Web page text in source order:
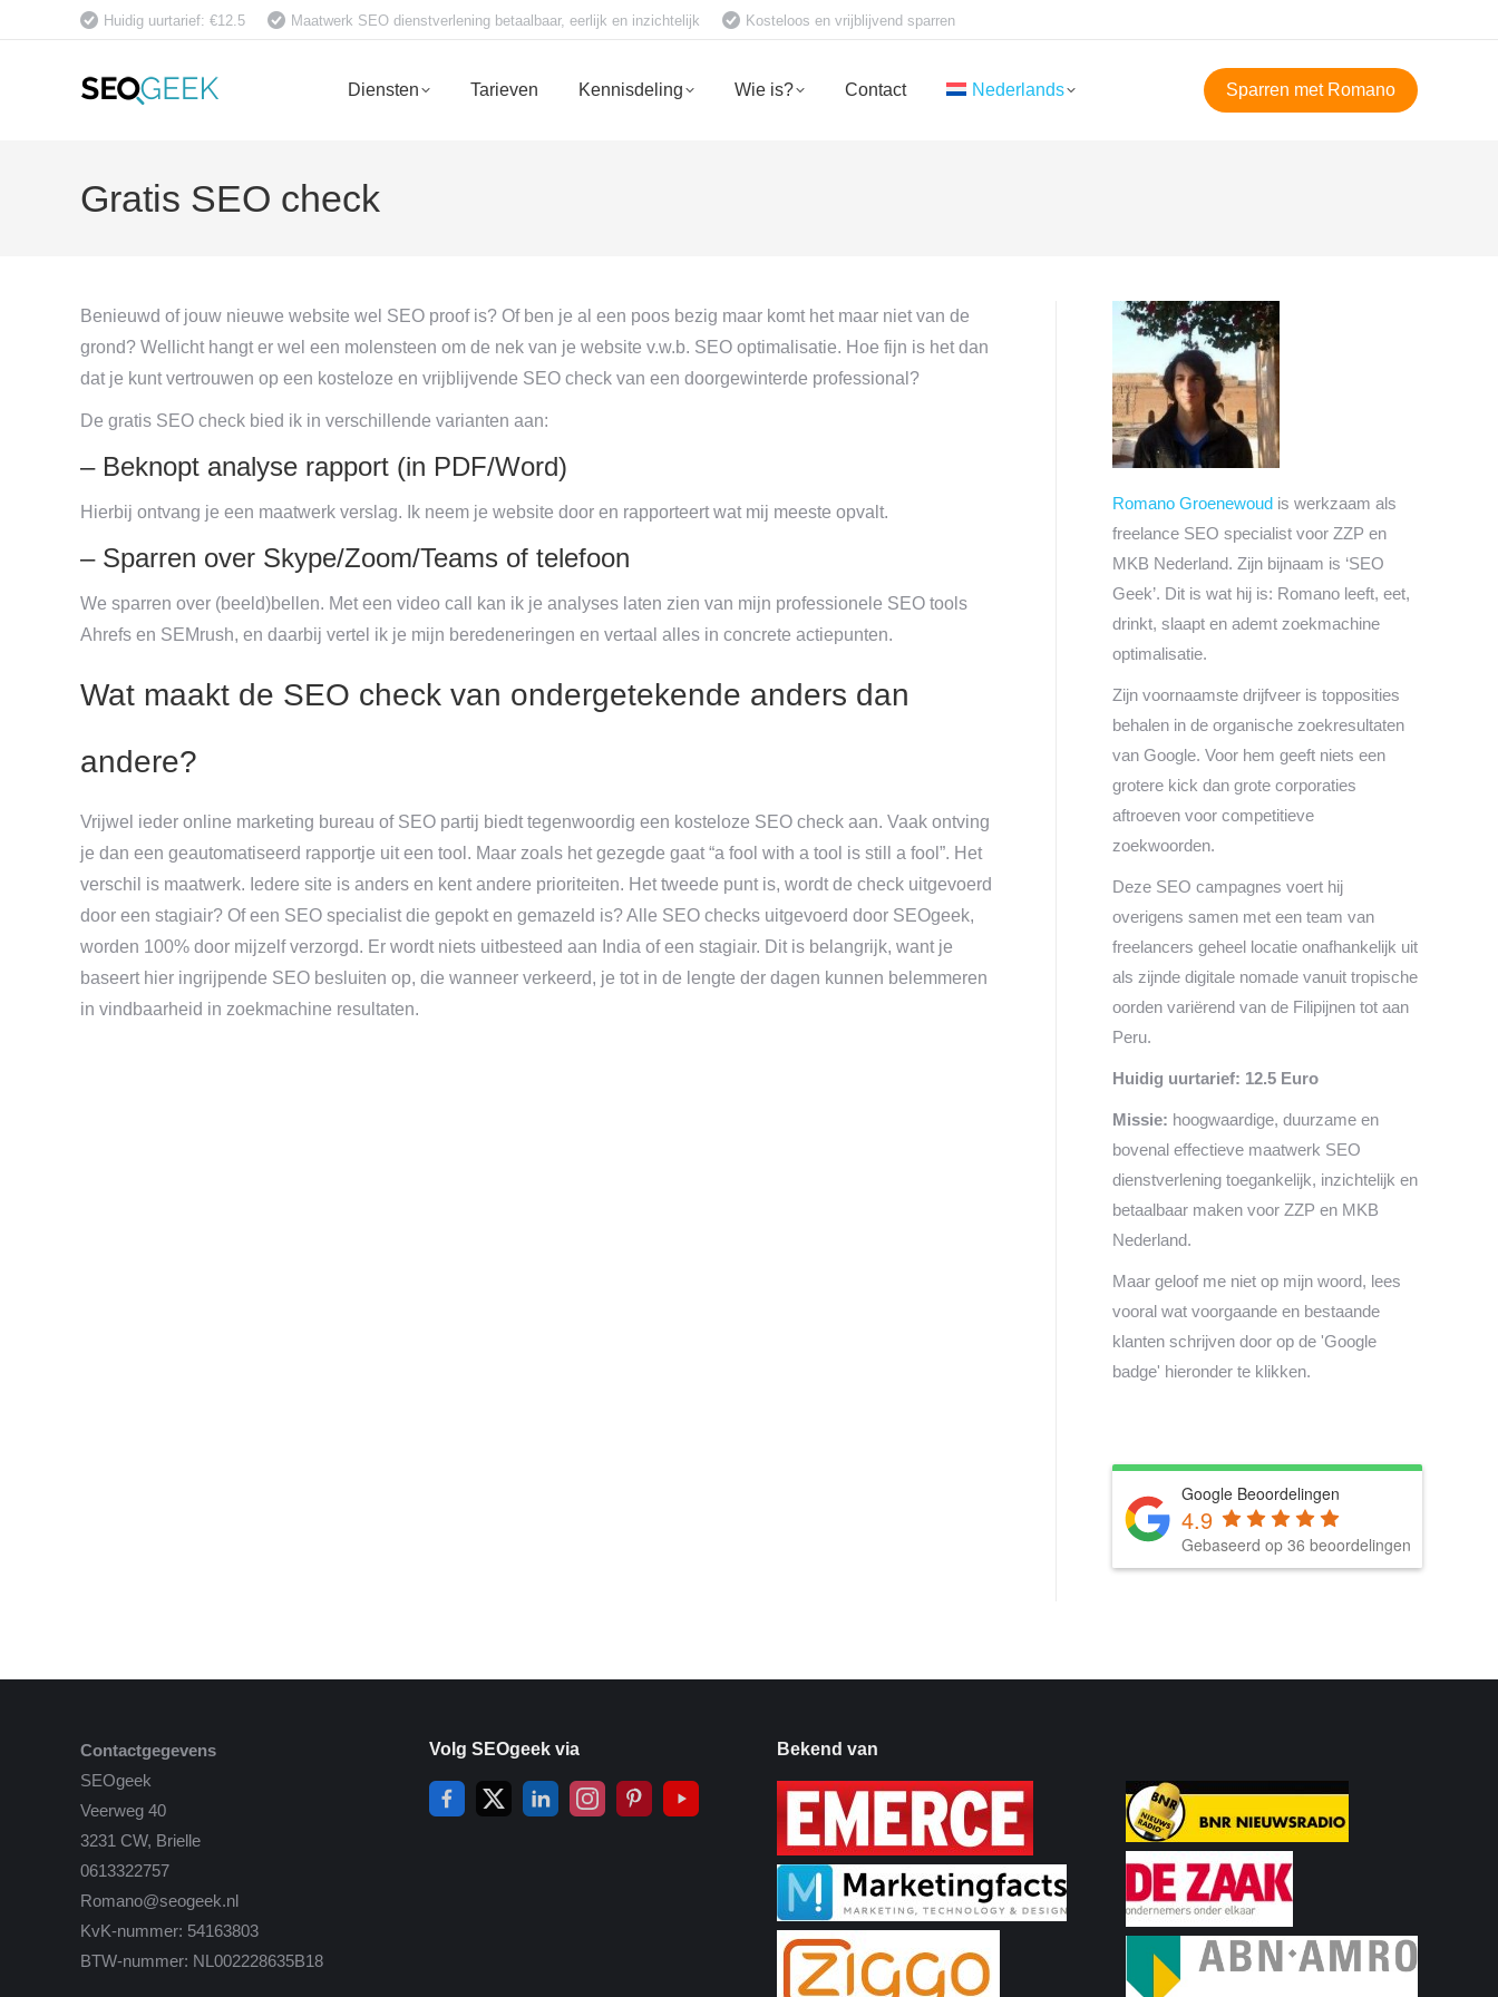
Huidig uurtarief: €12.5 Maatwerk SEO dienstverlening betaalbaar, eerlijk en inzichtelijk Kosteloos en vrijblijvend sparren
Diensten Tarieven Kennisdeling Wie is? Contact Nederlands Sparren met Romano
Gratis SEO check
Benieuwd of jouw nieuwe website wel SEO proof is? Of ben je al een poos bezig maar komt het maar niet van de
grond? Wellicht hangt er wel een molensteen om de nek van je website v.w.b. SEO optimalisatie. Hoe fijn is het dan
dat je kunt vertrouwen op een kosteloze en vrijblijvende SEO check van een doorgewinterde professional?
De gratis SEO check bied ik in verschillende varianten aan:
– Beknopt analyse rapport (in PDF/Word)
Hierbij ontvang je een maatwerk verslag. Ik neem je website door en rapporteert wat mij meeste opvalt.
– Sparren over Skype/Zoom/Teams of telefoon
We sparren over (beeld)bellen. Met een video call kan ik je analyses laten zien van mijn professionele SEO tools
Ahrefs en SEMrush, en daarbij vertel ik je mijn beredeneringen en vertaal alles in concrete actiepunten.
Wat maakt de SEO check van ondergetekende anders dan
andere?
Vrijwel ieder online marketing bureau of SEO partij biedt tegenwoordig een kosteloze SEO check aan. Vaak ontving
je dan een geautomatiseerd rapportje uit een tool. Maar zoals het gezegde gaat “a fool with a tool is still a fool”. Het
verschil is maatwerk. Iedere site is anders en kent andere prioriteiten. Het tweede punt is, wordt de check uitgevoerd
door een stagiair? Of een SEO specialist die gepokt en gemazeld is? Alle SEO checks uitgevoerd door SEOgeek,
worden 100% door mijzelf verzorgd. Er wordt niets uitbesteed aan India of een stagiair. Dit is belangrijk, want je
baseert hier ingrijpende SEO besluiten op, die wanneer verkeerd, je tot in de lengte der dagen kunnen belemmeren
in vindbaarheid in zoekmachine resultaten.
Romano Groenewoud is werkzaam als
freelance SEO specialist voor ZZP en
MKB Nederland. Zijn bijnaam is ‘SEO
Geek’. Dit is wat hij is: Romano leeft, eet,
drinkt, slaapt en ademt zoekmachine
optimalisatie.
Zijn voornaamste drijfveer is topposities
behalen in de organische zoekresultaten
van Google. Voor hem geeft niets een
grotere kick dan grote corporaties
aftroeven voor competitieve
zoekwoorden.
Deze SEO campagnes voert hij
overigens samen met een team van
freelancers geheel locatie onafhankelijk uit
als zijnde digitale nomade vanuit tropische
oorden variërend van de Filipijnen tot aan
Peru.
Huidig uurtarief: 12.5 Euro
Missie: hoogwaardige, duurzame en
bovenal effectieve maatwerk SEO
dienstverlening toegankelijk, inzichtelijk en
betaalbaar maken voor ZZP en MKB
Nederland.
Maar geloof me niet op mijn woord, lees
vooral wat voorgaande en bestaande
klanten schrijven door op de 'Google
badge' hieronder te klikken.
Google Beoordelingen
4.9
Gebaseerd op 36 beoordelingen
Contactgegevens
SEOgeek
Veerweg 40
3231 CW, Brielle
0613322757
Romano@seogeek.nl
KvK-nummer: 54163803
BTW-nummer: NL002228635B18
Volg SEOgeek via Bekend van